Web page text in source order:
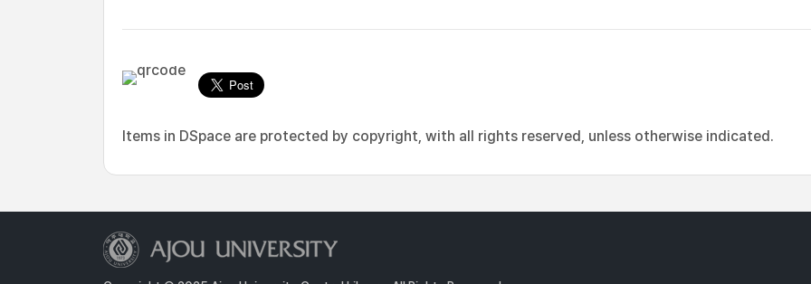
Items in DSpace are protected by copyright, with all rights reserved, unless otherwise indicated.